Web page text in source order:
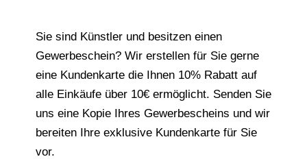
Sie sind Künstler und besitzen einen
Gewerbeschein? Wir erstellen für Sie gerne
eine Kundenkarte die Ihnen 10% Rabatt auf
alle Einkäufe über 10€ ermöglicht. Senden Sie
uns eine Kopie Ihres Gewerbescheins und wir
bereiten Ihre exklusive Kundenkarte für Sie
vor.